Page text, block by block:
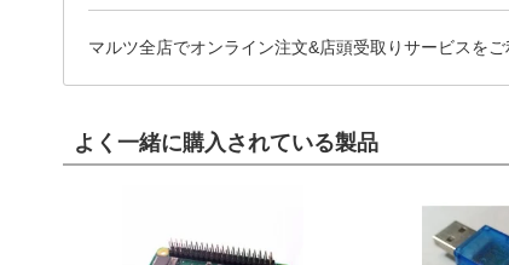
マルツ全店でオンライン注文&店頭受取りサービスをご
よく一緒に購入されている製品